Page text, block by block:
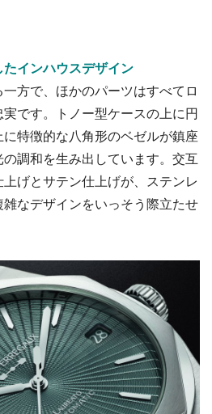
インハウスデザイン
方で、ほかのパーツはすべてロ
です。トノー型ケースの上に円
特徴的な八角形のベゼルが鎮座
調和を生み出しています。交互
げとサテン仕上げが、ステンレ
なデザインをいっそう際立たせ